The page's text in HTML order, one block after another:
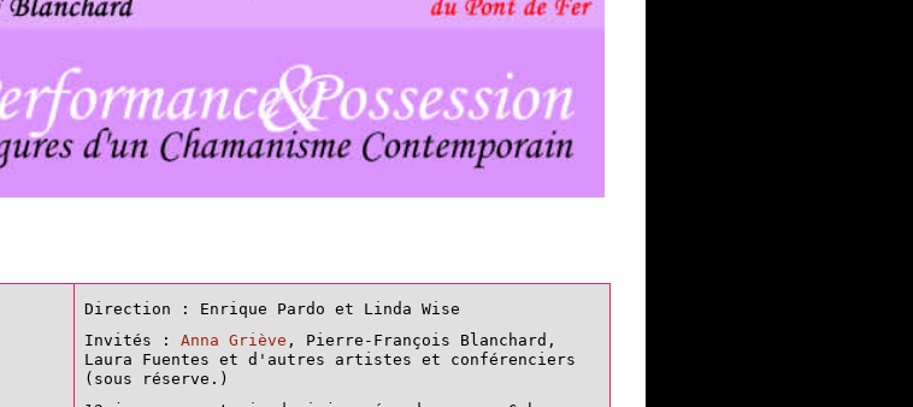
Direction : Enrique Pardo et Linda Wise
Invités : Anna Griève , Pierre-François Blanchard,
Laura Fuentes et d'autres artistes et conférenciers
(sous réserve.)